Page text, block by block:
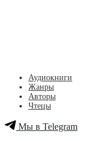
Аудиокниги
Жанры
Авторы
Чтецы
Мы в Telegram